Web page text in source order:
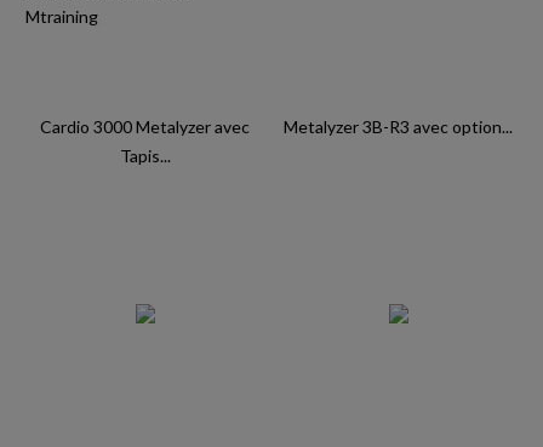
Cardio 3000 Metalyzer avec
Tapis...
Metalyzer 3B-R3 avec option...